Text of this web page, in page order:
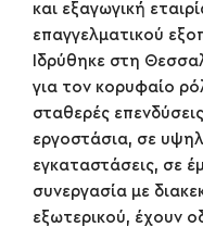
και εξαγωγική
επαγγελματικού
Ιδρύθηκε στη
για τον κορυφαίο
σταθερές
εργοστάσια, σε
εγκαταστάσεις, σε
συνεργασία με
εξωτερικού, έχουν